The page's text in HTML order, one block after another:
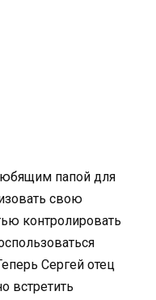
папой для
свою
контролировать
Сергей отец
встретить